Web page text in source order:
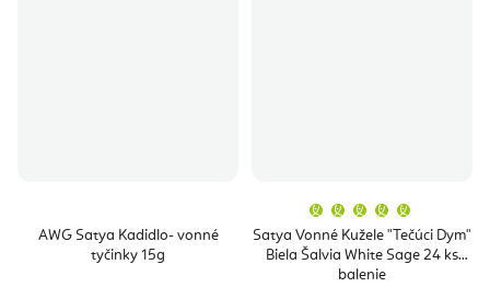
AWG Satya Kadidlo- vonné
tyčinky 15g
Satya Vonné Kužele "Tečúci Dym"
Biela Šalvia White Sage 24 ks
balenie
produktu
je
5,0